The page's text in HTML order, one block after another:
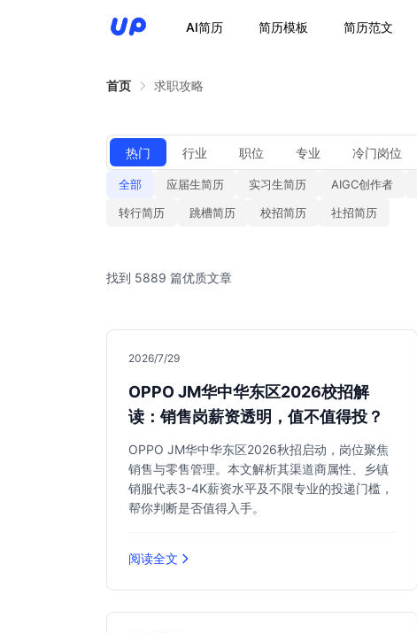
AI简历 简历模板 简历范文
首页 求职攻略
热门 行业 职位 专业 冷门岗位
全部 应届生简历 实习生简历 AIGC创作者
转行简历
跳槽简历 校招简历 社招简历
找到 5889 篇优质文章
2026/7/29
OPPO JM华中华东区2026校招解
读：销售岗薪资透明，值不值得投？
OPPO JM华中华东区2026秋招启动，岗位聚焦
销售与零售管理。本文解析其渠道商属性、乡镇
销服代表3-4K薪资水平及不限专业的投递门槛，
帮你判断是否值得入手。
阅读全文